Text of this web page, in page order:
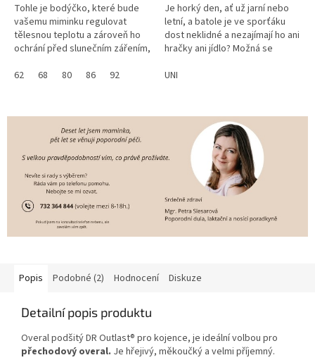
Tohle je bodýčko, které bude
vašemu miminku regulovat
tělesnou teplotu a zároveň ho
ochrání před slunečním zářením,
UPF 50+. Skvělé že? Navíc se...
62 68 80 86 92
Je horký den, ať už jarní nebo
letní, a batole je ve sporťáku
dost neklidné a nezajímají ho ani
hračky ani jídlo? Možná se
mu horko, potí se a...
UNI
Popis Podobné (2) Hodnocení Diskuze
Detailní popis produktu
Overal podšitý DR Outlast® pro kojence, je ideální volbou pro
přechodový overal. Je hřejivý, měkoučký a velmi příjemný.